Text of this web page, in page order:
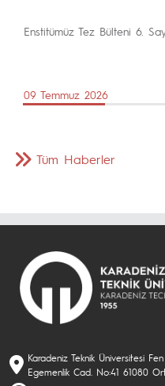
Enstitümüz Tez Bülteni 6.
09 Temmuz 2026
Tüm Haberler
Karadeniz Teknik Üniversitesi
Egemenlik Cad. No:41 61080